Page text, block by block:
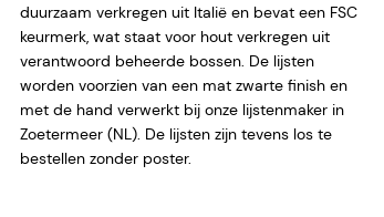
duurzaam verkregen uit Italië en bevat een FSC
keurmerk, wat staat voor hout verkregen uit
verantwoord beheerde bossen. De lijsten
worden voorzien van een mat zwarte finish en
met de hand verwerkt bij onze lijstenmaker in
Zoetermeer (NL). De lijsten zijn tevens los te
bestellen zonder poster.